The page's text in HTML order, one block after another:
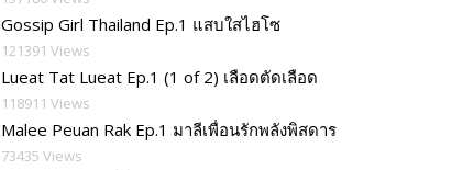
Gossip Girl Thailand Ep.1 แสบใสไฮโซ
121391 Views
Lueat Tat Lueat Ep.1 (1 of 2) เลือดตัดเลือด
118911 Views
Malee Peuan Rak Ep.1 มาลีเพื่อนรักพลังพิสดาร
73435 Views